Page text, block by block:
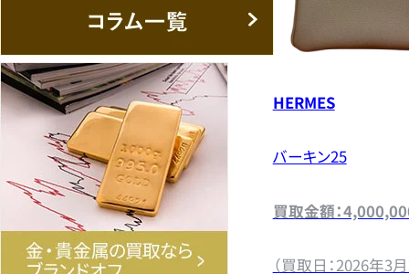
HERMES
バーキン25
買取金額：
（買取日：2026年3